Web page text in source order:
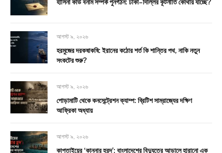
হাসিনা কার্ড বনাম সম্পর্ক পুনর্গঠন: ঢাকা–দিল্লির কূটনীতি কোথায় যাচ্ছে?
আগস্ট ৯, ২০২৬
হরমুজের দরকষাকষি: ইরানের কঠোর শর্ত কি শান্তির পথ, নাকি নতুন
সংকটের শুরু?
আগস্ট ৯, ২০২৬
পোড়ামাটি থেকে কনসেন্ট্রেশন ক্যাম্প: ব্রিটিশ সাম্রাজ্যের দক্ষিণ
আফ্রিকা অধ্যায়
আগস্ট ৯, ২০২৬
কাপ্তাইয়ের ‘কান্নার হ্রদ’: বাংলাদেশের বিদ্যুতের আড়ালে হারানো এক